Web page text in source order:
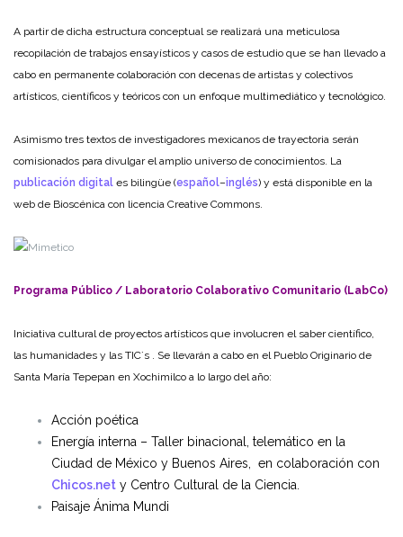
A partir de dicha estructura conceptual se realizará una meticulosa
recopilación de trabajos ensayísticos y casos de estudio que se han llevado a
cabo en permanente colaboración con decenas de artistas y colectivos
artísticos, científicos y teóricos con un enfoque multimediático y tecnológico.
Asimismo tres textos de investigadores mexicanos de trayectoria serán
comisionados para divulgar el amplio universo de conocimientos. La
publicación digital es bilingüe (español–inglés) y está disponible en la
web de Bioscénica con licencia Creative Commons.
Programa Público / Laboratorio Colaborativo Comunitario (LabCo)
Iniciativa cultural de proyectos artísticos que involucren el saber científico,
las humanidades y las TIC´s . Se llevarán a cabo en el Pueblo Originario de
Santa María Tepepan en Xochimilco a lo largo del año:
Acción poética
Energía interna – Taller binacional, telemático en la
Ciudad de México y Buenos Aires, en colaboración con
Chicos.net y Centro Cultural de la Ciencia.
Paisaje Ánima Mundi